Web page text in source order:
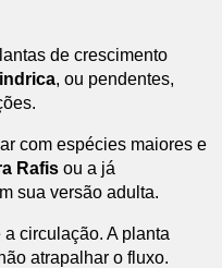
de crescimento
, ou pendentes,
com espécies maiores e
Rafis ou a já
sua versão adulta.
circulação. A planta
atrapalhar o fluxo.